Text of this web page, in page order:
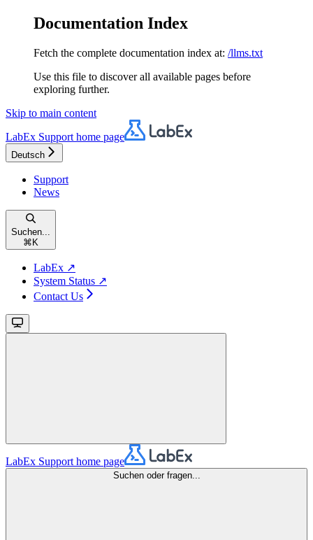
Documentation Index
Fetch the complete documentation index at: /llms.txt
Use this file to discover all available pages before
exploring further.
Skip to main content
LabEx Support home page
Deutsch
Support
News
Suchen...
⌘ K
LabEx ↗
System Status ↗
Contact Us
LabEx Support home page
Suchen oder fragen...